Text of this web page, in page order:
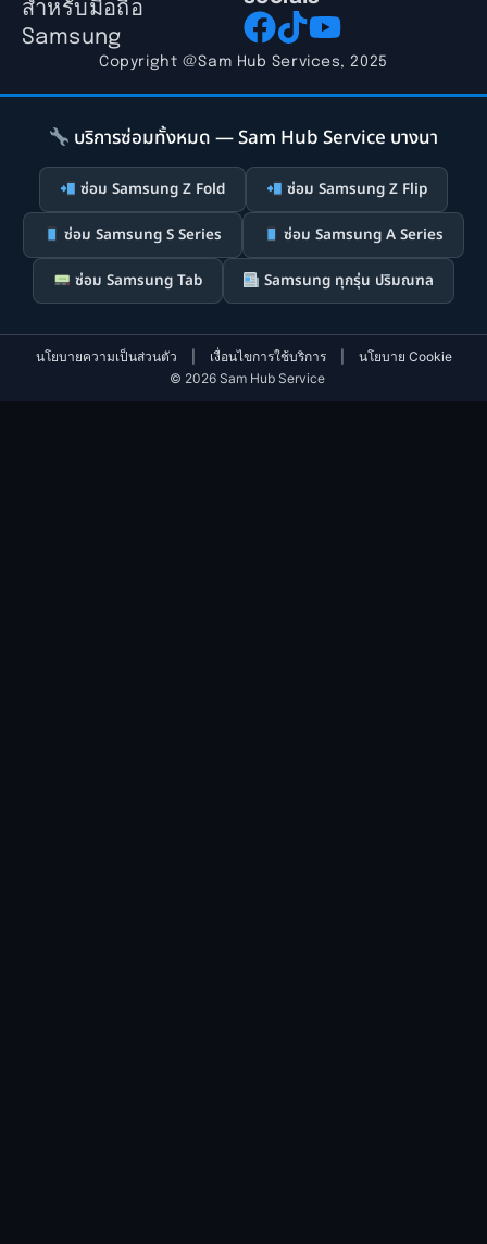
สำหรับมือถือ
Samsung
Copyright @Sam Hub Services, 2025
บริการซ่อมทั้งหมด — Sam Hub Service บางนา
ซ่อม Samsung Z Fold ซ่อม Samsung Z Flip
ซ่อม Samsung S Series ซ่อม Samsung A Series
ซ่อม Samsung Tab Samsung ทุกรุ่น ปริมณฑล
นโยบายความเป็นส่วนตัว เงื่อนไขการใช้บริการ
นโยบาย Cookie
© 2026 Sam Hub Service